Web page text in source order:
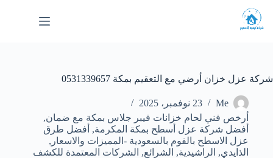
إلى
المحتوى
شركة عزل خزان أرضي مع التعقيم بمكة 0531339657
Me
23 نوفمبر، 2025
أرخص فني لحام خزانات فيبر جلاس بمكة مع ضمان,
أفضل شركة عزل أسطح بمكة المكرمة, أفضل طرق
عزل الاسطح بالفوم بالسعودية -المميزات والاسعار ,
الذايدي, الراشيدية, الشرائع, الشركات المعتمدة للكشف